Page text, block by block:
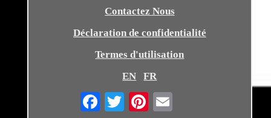
Contactez Nous
Déclaration de confidentialité
Termes d'utilisation
EN
FR